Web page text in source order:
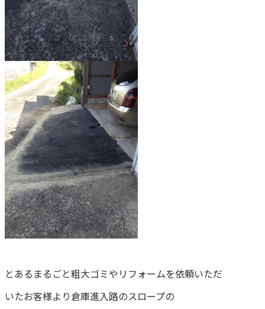
とあるまるごと粗大ゴミやリフォームを依頼いただ
いたお客様より倉庫進入路のスロープの